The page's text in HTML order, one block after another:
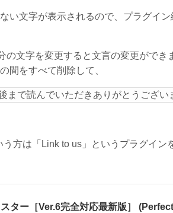
い文字が表示されるので、プラグイ
文字を変更すると文言の変更ができ
間をすべて削除して、
まで読んでいただきありがとうござ
方は「Link to us」というプラグイン
ター［Ver.6完全対応最新版］